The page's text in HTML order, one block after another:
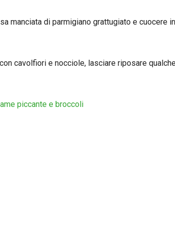
manciata di parmigiano grattugiato e cuocere in
cavolfiori e nocciole, lasciare riposare
piccante e broccoli